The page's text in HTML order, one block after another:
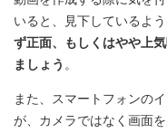
いると、見下しているよ
ず正面、もしくはやや上
ましょう 。
また、スマートフォンの
が、カメラではなく画面